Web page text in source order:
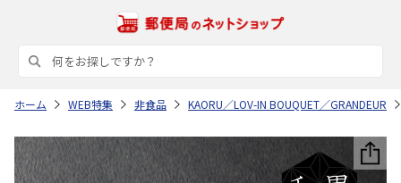
ホーム WEB特集 非食品 KAORU／LOV-IN BOUQUET／GRANDEUR